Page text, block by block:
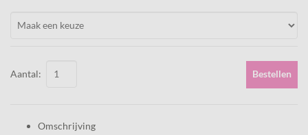
Aantal: Bestellen
Omschrijving